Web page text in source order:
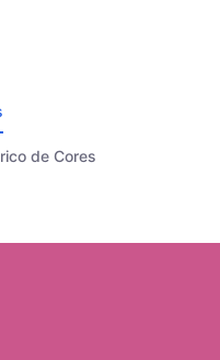
de Cores